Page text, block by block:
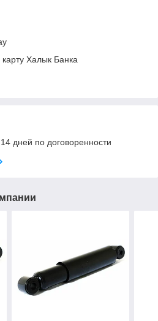
Халык Банка
дней по договоренности